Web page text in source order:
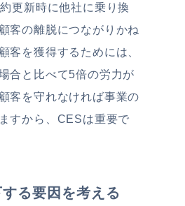
更新時に他社に乗り換
客の離脱につながりかね
客を獲得するためには、
合と比べて5倍の労力が
客を守れなければ事業の
すから、CESは重要で
る要因を考える